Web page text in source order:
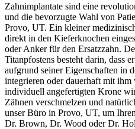
Zahnimplantate sind eine
und die bevorzugte Wahl von
Provo, UT. Ein kleiner
direkt in den Kieferknochen
oder Anker für den Ersatzzahn.
Titanpfostens besteht darin, dass
aufgrund seiner Eigenschaften in
integrieren oder dauerhaft mit
individuell angefertigten Krone
Zähnen verschmelzen und
unser Büro in Provo, UT, um
Dr. Brown, Dr. Wood oder Dr.